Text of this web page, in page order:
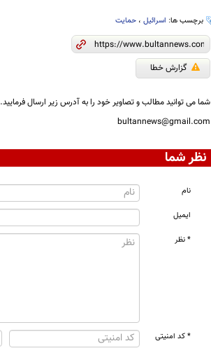
برچسب ها: اسرائیل، حمایت
گزارش خطا
شما می توانید مطالب و تصاویر خود را به آدرس زیر ارسال فرمایید.
bultannews@gmail.com
نظر شما
نام
ایمیل
* نظر
* کد امنیتی